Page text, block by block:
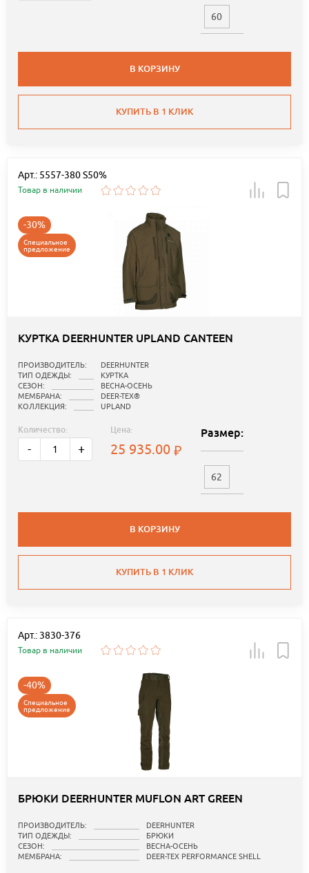
60
В КОРЗИНУ
КУПИТЬ В 1 КЛИК
Арт.: 5557-380 S50%
Товар в наличии
-30%
Специальное
предложение
КУРТКА DEERHUNTER UPLAND CANTEEN
ПРОИЗВОДИТЕЛЬ:
DEERHUNTER
ТИП ОДЕЖДЫ:
КУРТКА
СЕЗОН:
ВЕСНА-ОСЕНЬ
МЕМБРАНА:
DEER-TEX®
КОЛЛЕКЦИЯ:
UPLAND
Количество:
- +
Цена:
25 935.00
Размер:
62
В КОРЗИНУ
КУПИТЬ В 1 КЛИК
Арт.: 3830-376
Товар в наличии
-40%
Специальное
предложение
БРЮКИ DEERHUNTER MUFLON ART GREEN
ПРОИЗВОДИТЕЛЬ:
DEERHUNTER
ТИП ОДЕЖДЫ:
БРЮКИ
СЕЗОН:
ВЕСНА-ОСЕНЬ
МЕМБРАНА:
DEER-TEX PERFORMANCE SHELL